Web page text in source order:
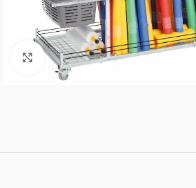
Clic para ampliar